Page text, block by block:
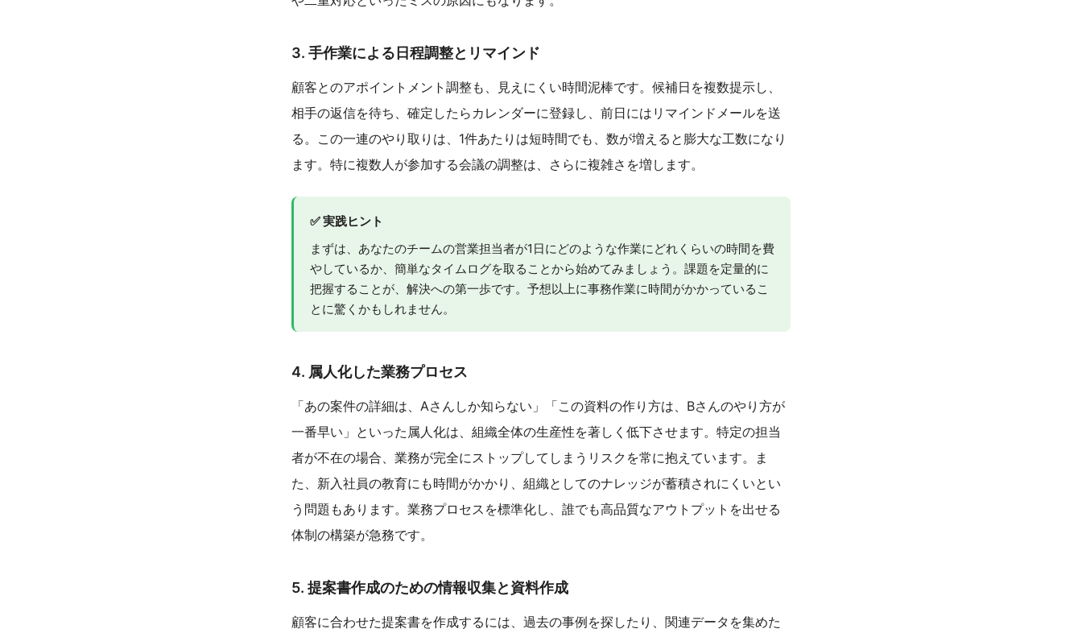
3. 手作業による日程調整とリマインド
顧客とのアポイントメント調整も、見えにくい時間泥棒です。候補日を複数提示し、
相手の返信を待ち、確定したらカレンダーに登録し、前日にはリマインドメールを送
る。この一連のやり取りは、1件あたりは短時間でも、数が増えると膨大な工数になり
ます。特に複数人が参加する会議の調整は、さらに複雑さを増します。
✅ 実践ヒント
まずは、あなたのチームの営業担当者が1日にどのような作業にどれくらいの時間を費
やしているか、簡単なタイムログを取ることから始めてみましょう。課題を定量的に
把握することが、解決への第一歩です。予想以上に事務作業に時間がかかっているこ
とに驚くかもしれません。
4. 属人化した業務プロセス
「あの案件の詳細は、Aさんしか知らない」「この資料の作り方は、Bさんのやり方が
一番早い」といった属人化は、組織全体の生産性を著しく低下させます。特定の担当
者が不在の場合、業務が完全にストップしてしまうリスクを常に抱えています。ま
た、新入社員の教育にも時間がかかり、組織としてのナレッジが蓄積されにくいとい
う問題もあります。業務プロセスを標準化し、誰でも高品質なアウトプットを出せる
体制の構築が急務です。
5. 提案書作成のための情報収集と資料作成
顧客に合わせた提案書を作成するには、過去の事例を探したり、関連データを集めた